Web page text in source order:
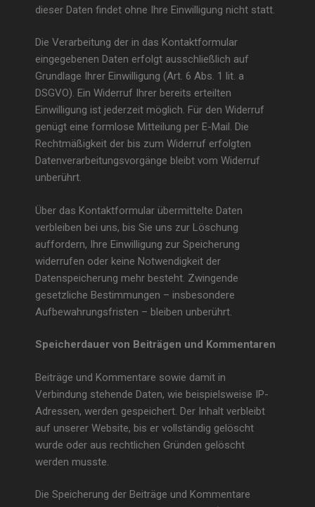
dieser Daten findet ohne Ihre Einwilligung nicht statt.
Die Verarbeitung der in das Kontaktformular
eingegebenen Daten erfolgt ausschließlich auf
Grundlage Ihrer Einwilligung (Art. 6 Abs. 1 lit. a
DSGVO). Ein Widerruf Ihrer bereits erteilten
Einwilligung ist jederzeit möglich. Für den Widerruf
genügt eine formlose Mitteilung per E-Mail. Die
Rechtmäßigkeit der bis zum Widerruf erfolgten
Datenverarbeitungsvorgänge bleibt vom Widerruf
unberührt.
Über das Kontaktformular übermittelte Daten
verbleiben bei uns, bis Sie uns zur Löschung
auffordern, Ihre Einwilligung zur Speicherung
widerrufen oder keine Notwendigkeit der
Datenspeicherung mehr besteht. Zwingende
gesetzliche Bestimmungen – insbesondere
Aufbewahrungsfristen – bleiben unberührt.
Speicherdauer von Beiträgen und Kommentaren
Beiträge und Kommentare sowie damit in
Verbindung stehende Daten, wie beispielsweise IP-
Adressen, werden gespeichert. Der Inhalt verbleibt
auf unserer Website, bis er vollständig gelöscht
wurde oder aus rechtlichen Gründen gelöscht
werden musste.
Die Speicherung der Beiträge und Kommentare